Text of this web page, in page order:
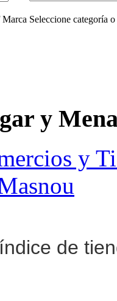
Marca Seleccione categoría
y
y
de